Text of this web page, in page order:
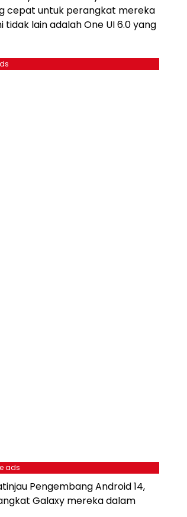
cepat untuk perangkat mereka
lain adalah One UI 6.0 yang
ads
Pengembang Android 14,
Galaxy mereka dalam